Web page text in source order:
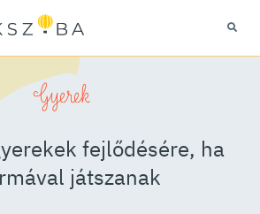
Gyerek
fejlődésére, ha
játszanak